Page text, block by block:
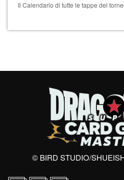
Il Calendario di tutte le tappe del
© BIRD STUDIO/